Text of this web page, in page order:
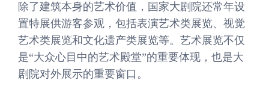
除了建筑本身的艺术价值，国家大剧院还常年设
置特展供游客参观，包括表演艺术类展览、视觉
艺术类展览和文化遗产类展览等。艺术展览不仅
是“大众心目中的艺术殿堂”的重要体现，也是大
剧院对外展示的重要窗口。